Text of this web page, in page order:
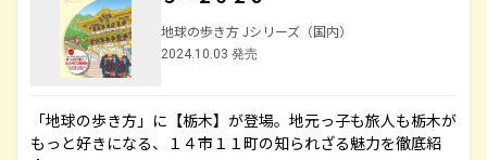
地球の歩き方 Jシリーズ（国内）
2024.10.03 発売
「地球の歩き方」に【栃木】が登場。地元っ子も旅人も栃木が
もっと好きになる、１４市１１町の知られざる魅力を徹底紹